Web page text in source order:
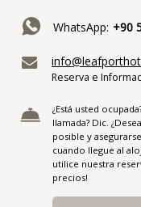
WhatsApp: +90
Reserva e
¿Está usted
llamada? Dic.
posible y
cuando llegue al
utilice nuestra
precios!